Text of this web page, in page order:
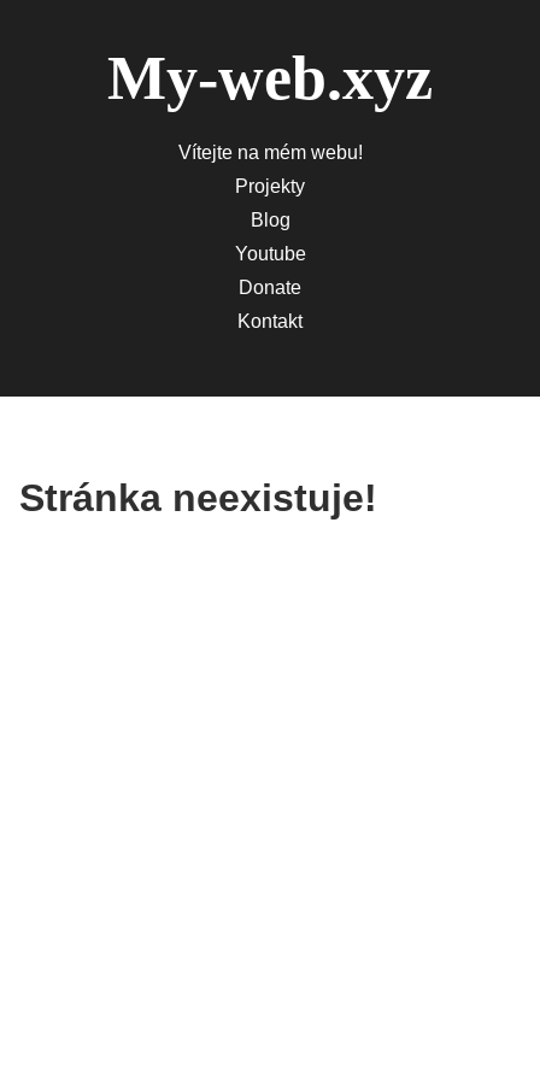
My-web.xyz
Vítejte na mém webu!
Projekty
Blog
Youtube
Donate
Kontakt
Stránka neexistuje!